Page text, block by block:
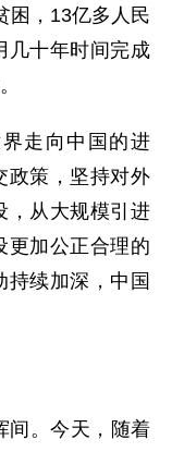
困，13亿多人民
几十年时间完成
向中国的进
政策，坚持对外
，从大规模引进
更加公正合理的
持续加深，中国
。今天，随着